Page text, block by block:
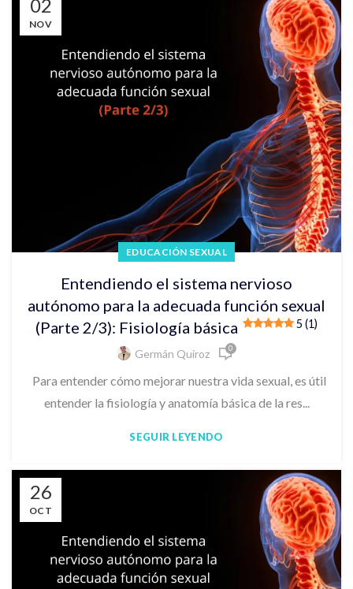
02
NOV
EDUCACIÓN SEXUAL
Entendiendo el sistema nervioso
autónomo para la adecuada función sexual
(Parte 2/3): Fisiología básica
5 (1)
Germán Quiroz 0
Para entender cómo mejorar nuestra vida sexual, es útil
entender la fisiología y anatomía básica de la res...
SEGUIR LEYENDO
26
OCT